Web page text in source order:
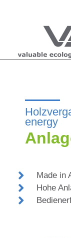
energy
Made in
Hohe